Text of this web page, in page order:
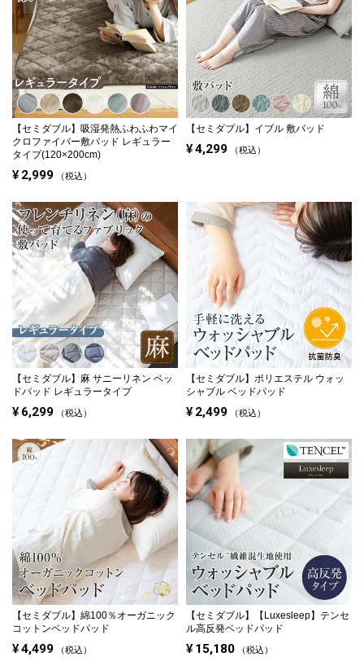
【セミダブル】 吸湿発熱ふわふわマイ
クロファイバー敷パッド レギュラー
タイプ(120×200cm)
¥ 2,999 税込
【セミダブル】 イブル 敷パッド
¥4,299 税込
【セミダブル】 麻 サニーリネン ベッ
ドパッド レギュラータイプ
¥ 6,299 税込
【セミダブル】 ポリエステル ウォッ
シャブル ベッドパッド
¥ 2,499 税込
【セミダブル】 綿100％オーガニック
コットンベッドパッド
¥4,499 税込
【セミダブル】
【Luxesleep】テンセ
ル高反発ベッドパッド
¥ 15,180 税込